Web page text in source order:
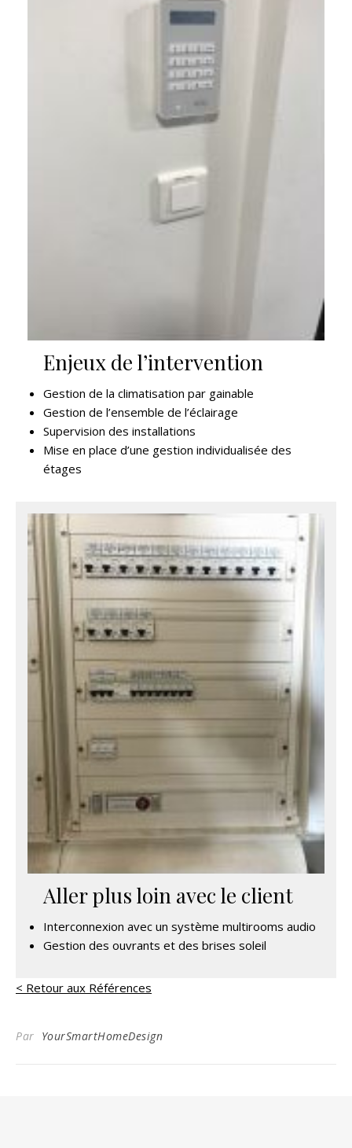
Enjeux de l’intervention
Gestion de la climatisation par gainable
Gestion de l’ensemble de l’éclairage
Supervision des installations
Mise en place d’une gestion individualisée des
étages
Aller plus loin avec le client
Interconnexion avec un système multirooms audio
Gestion des ouvrants et des brises soleil
< Retour aux Références
Par YourSmartHomeDesign